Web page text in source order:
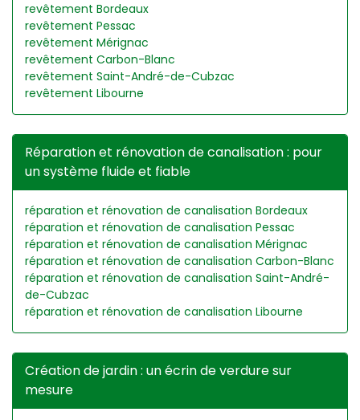
revêtement Bordeaux
revêtement Pessac
revêtement Mérignac
revêtement Carbon-Blanc
revêtement Saint-André-de-Cubzac
revêtement Libourne
Réparation et rénovation de canalisation : pour
un système fluide et fiable
réparation et rénovation de canalisation Bordeaux
réparation et rénovation de canalisation Pessac
réparation et rénovation de canalisation Mérignac
réparation et rénovation de canalisation Carbon-Blanc
réparation et rénovation de canalisation Saint-André-
de-Cubzac
réparation et rénovation de canalisation Libourne
Création de jardin : un écrin de verdure sur
mesure